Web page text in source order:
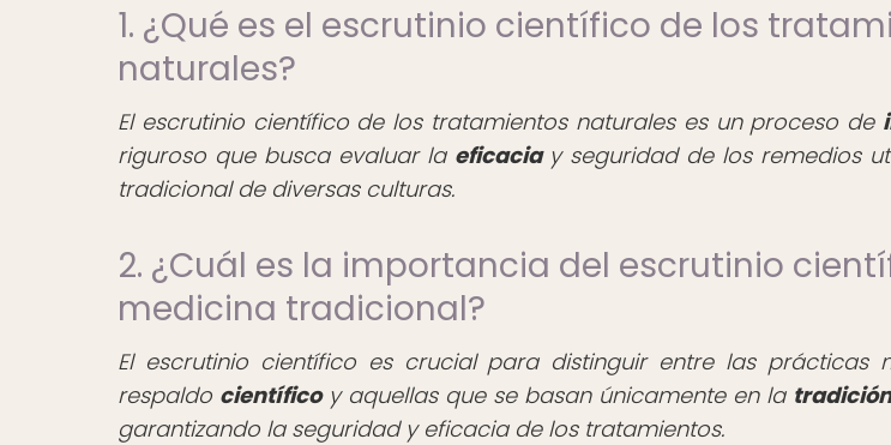
1. ¿Qué es el escrutinio científico de los
naturales?
El escrutinio científico de los tratamientos naturales es un proceso de
riguroso que busca evaluar la eficaciay seguridad de los remedios
tradicional de diversas culturas.
2. ¿Cuál es la importancia del escrutinio
medicina tradicional?
El escrutinio científico es crucial para distinguir entre las prácticas
respaldo científicoy aquellas que se basan únicamente en la
garantizando la seguridad y eficacia de los tratamientos.